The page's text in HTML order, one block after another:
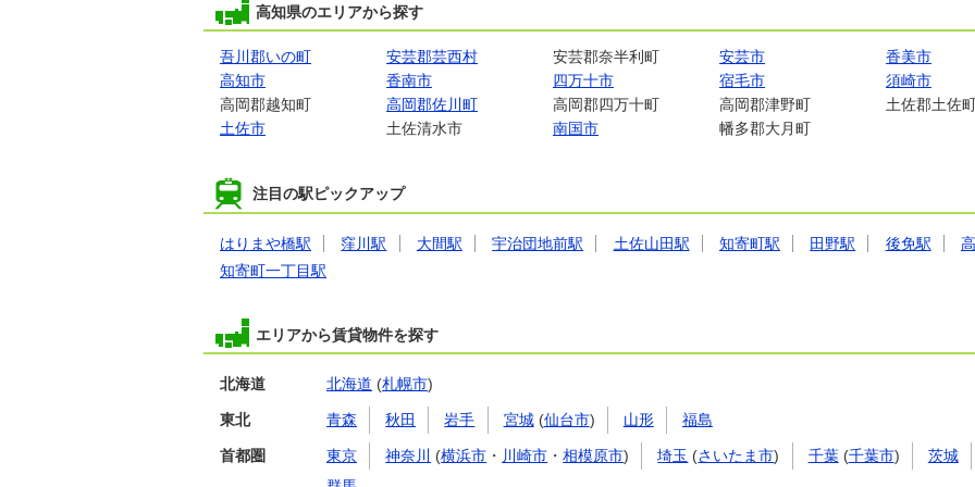
高知県のエリアから探す
吾川郡いの町 安芸郡芸西村 安芸郡奈半利町 安芸市
香美市
高知市
香南市 四万十市 宿毛市
須崎市
高岡郡越知町
高岡郡佐川町 高岡郡四万十町 高岡郡津野町
土佐郡土佐
土佐市
土佐清水市 南国市 幡多郡大月町
注目の駅ピックアップ
はりまや橋駅 窪川駅 大間駅 宇治団地前駅 土佐山田駅 知寄町駅 田野駅 後免駅
知寄町一丁目駅
エリアから賃貸物件を探す
北海道 北海道 (札幌市)
東北 青森 秋田 岩手 宮城(仙台市) 山形 福島
首都圏 東京 神奈川 (横浜市 ・ 川崎市 ・相模原市) 埼玉 (さいたま市) 千葉(千葉市) 茨城